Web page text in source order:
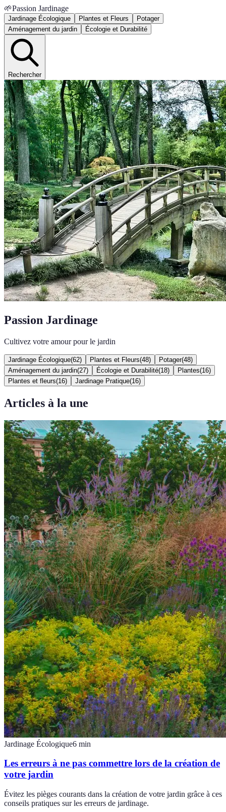
🌱Passion Jardinage
Jardinage Écologique Plantes et Fleurs
Potager
Aménagement du jardin
Écologie et Durabilité
Rechercher
Passion Jardinage
Cultivez votre amour pour le jardin
Jardinage Écologique(62) Plantes et Fleurs(48) Potager(48)
Aménagement du jardin(27) Écologie et Durabilité(18) Plantes(16)
Plantes et fleurs(16) Jardinage Pratique(16)
Articles à la une
Jardinage Écologique6 min
Les erreurs à ne pas commettre lors de la création de
votre jardin
Évitez les pièges courants dans la création de votre jardin grâce à ces
conseils pratiques sur les erreurs de jardinage.